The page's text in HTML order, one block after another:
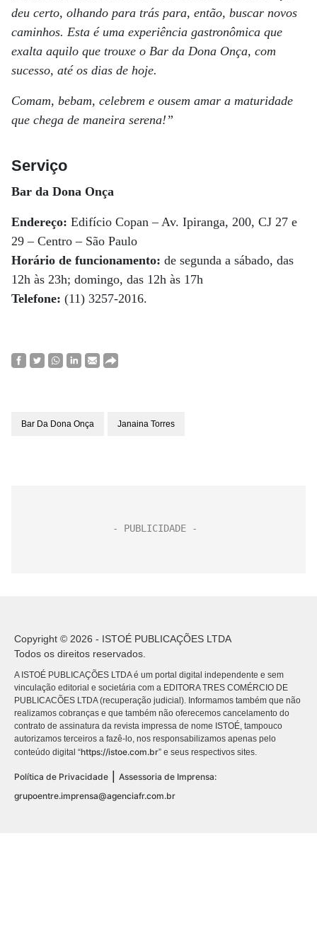
deu certo, olhando para trás para, então, buscar novos
caminhos. Esta é uma experiência gastronômica que
exalta aquilo que trouxe o Bar da Dona Onça, com
sucesso, até os dias de hoje.
Comam, bebam, celebrem e ousem amar a maturidade
que chega de maneira serena!”
Serviço
Bar da Dona Onça
Endereço: Edifício Copan – Av. Ipiranga, 200, CJ 27 e
29 – Centro – São Paulo
Horário de funcionamento: de segunda a sábado, das
12h às 23h; domingo, das 12h às 17h
Telefone: (11) 3257-2016.
Bar Da Dona Onça Janaina Torres
Copyright © 2026 - ISTOÉ PUBLICAÇÕES LTDA
Todos os direitos reservados.
A ISTOÉ PUBLICAÇÕES LTDA é um portal digital independente e sem
vinculação editorial e societária com a EDITORA TRES COMÉRCIO DE
PUBLICACÕES LTDA (recuperação judicial). Informamos também que não
realizamos cobranças e que também não oferecemos cancelamento do
contrato de assinatura da revista impressa de nome ISTOÉ, tampouco
autorizamos terceiros a fazê-lo, nos responsabilizamos apenas pelo
conteúdo digital “https://istoe.com.br” e seus respectivos sites.
Política de Privacidade
Assessoria de Imprensa:
grupoentre.imprensa@agenciafr.com.br